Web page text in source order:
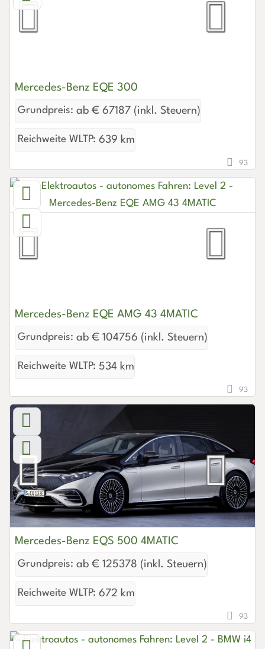
Mercedes-Benz EQE 300
Grundpreis: ab € 67187 (inkl. Steuern)
Reichweite WLTP: 639 km
93
Mercedes-Benz EQE AMG 43 4MATIC
Grundpreis: ab € 104756 (inkl. Steuern)
Reichweite WLTP: 534 km
93
Mercedes-Benz EQS 500 4MATIC
Grundpreis: ab € 125378 (inkl. Steuern)
Reichweite WLTP: 672 km
93